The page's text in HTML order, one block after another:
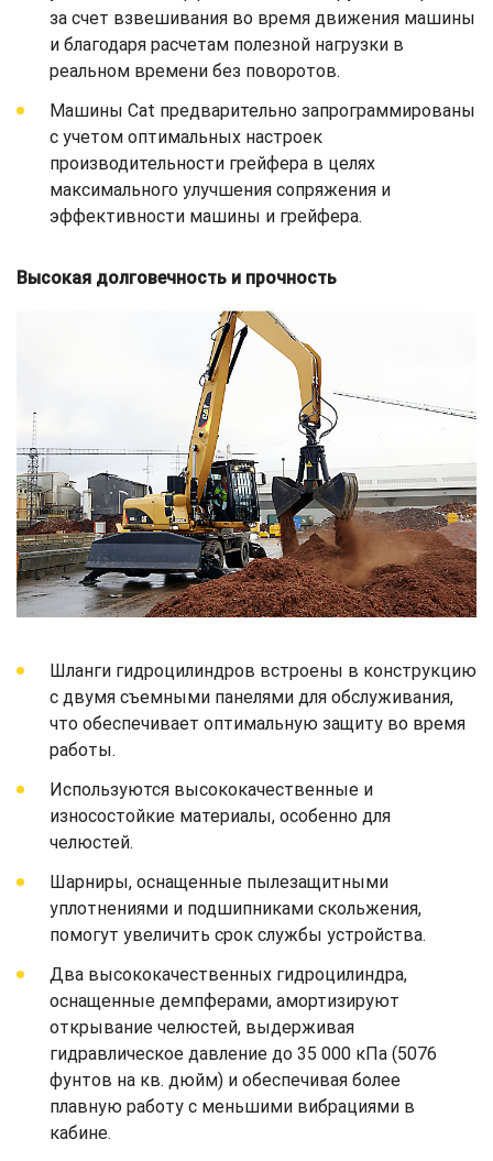
за счет взвешивания во время движения машины
и благодаря расчетам полезной нагрузки в
реальном времени без поворотов.
Машины Cat предварительно запрограммированы
с учетом оптимальных настроек
производительности грейфера в целях
максимального улучшения сопряжения и
эффективности машины и грейфера.
Высокая долговечность и прочность
Шланги гидроцилиндров встроены в конструкцию
с двумя съемными панелями для обслуживания,
что обеспечивает оптимальную защиту во время
работы.
Используются высококачественные и
износостойкие материалы, особенно для
челюстей.
Шарниры, оснащенные пылезащитными
уплотнениями и подшипниками скольжения,
помогут увеличить срок службы устройства.
Два высококачественных гидроцилиндра,
оснащенные демпферами, амортизируют
открывание челюстей, выдерживая
гидравлическое давление до 35 000 кПа (5076
фунтов на кв. дюйм) и обеспечивая более
плавную работу с меньшими вибрациями в
кабине.